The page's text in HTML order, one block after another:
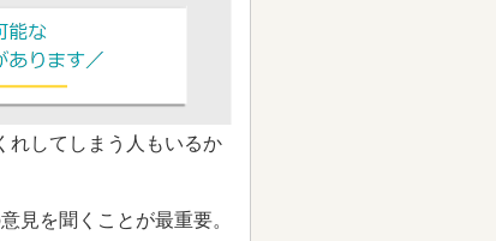
れしてしまう人もいるか
見を聞くことが最重要。